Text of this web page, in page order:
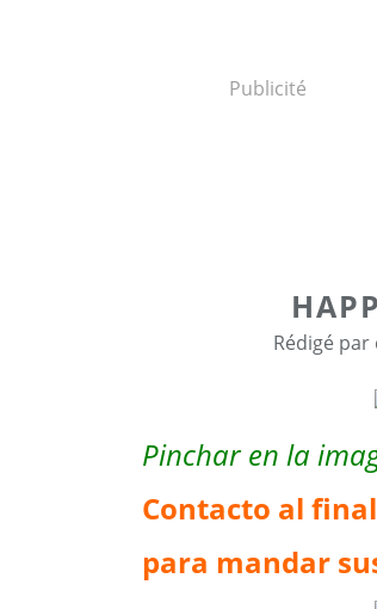
Publicité
Rédigé
Pinchar en la
Contacto al
para mandar